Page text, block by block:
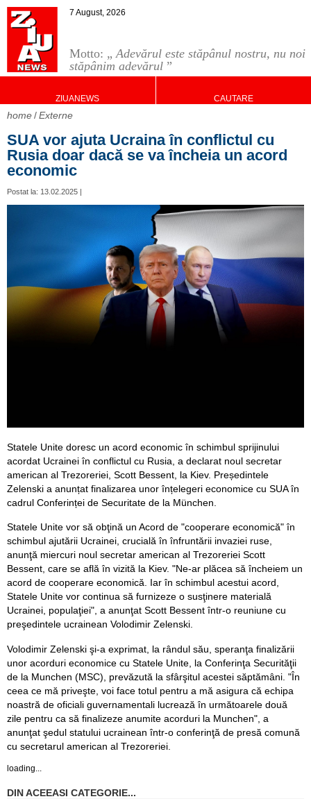
Motto: „Adevărul este stăpânul nostru, nu noi
stăpânim adevărul ”
7 August, 2026
ZIUANEWS CAUTARE
home Externe
SUA vor ajuta Ucraina în conflictul cu
Rusia doar dacă se va încheia un acord
economic
Postat la: 13.02.2025 |
Statele Unite doresc un acord economic în schimbul sprijinului
acordat Ucrainei în conflictul cu Rusia, a declarat noul secretar
american al Trezoreriei, Scott Bessent, la Kiev. Președintele
Zelenski a anunțat finalizarea unor înțelegeri economice cu SUA în
cadrul Conferinței de Securitate de la München.
Statele Unite vor să obţină un Acord de "cooperare economică" în
schimbul ajutării Ucrainei, crucială în înfruntării invaziei ruse,
anunţă miercuri noul secretar american al Trezoreriei Scott
Bessent, care se află în vizită la Kiev. "Ne-ar plăcea să încheiem un
acord de cooperare economică. Iar în schimbul acestui acord,
Statele Unite vor continua să furnizeze o susţinere materială
Ucrainei, populaţiei", a anunţat Scott Bessent într-o reuniune cu
preşedintele ucrainean Volodimir Zelenski.
Volodimir Zelenski şi-a exprimat, la rândul său, speranţa finalizării
unor acorduri economice cu Statele Unite, la Conferinţa Securităţii
de la Munchen (MSC), prevăzută la sfârşitul acestei săptămâni. "În
ceea ce mă priveşte, voi face totul pentru a mă asigura că echipa
noastră de oficiali guvernamentali lucrează în următoarele două
zile pentru ca să finalizeze anumite acorduri la Munchen", a
anunţat şedul statului ucrainean într-o conferinţă de presă comună
cu secretarul american al Trezoreriei.
loading...
DIN ACEEASI CATEGORIE...